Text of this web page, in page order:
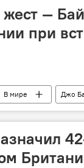
—
при
В мире Джо